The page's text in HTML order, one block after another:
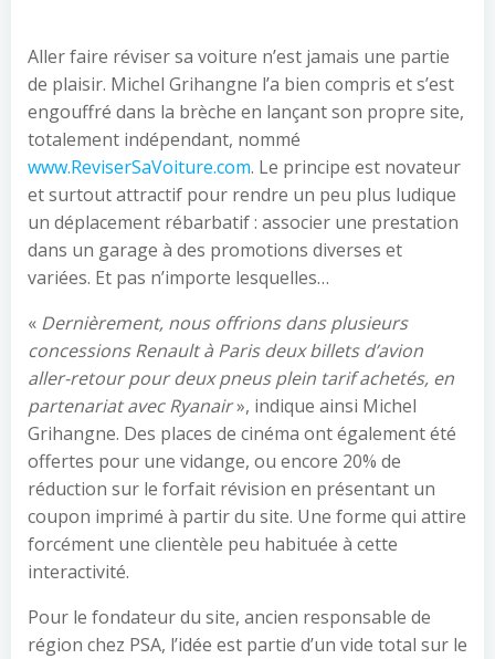
Aller faire réviser sa voiture n’est jamais une partie
de plaisir. Michel Grihangne l’a bien compris et s’est
engouffré dans la brèche en lançant son propre site,
totalement indépendant, nommé
www.ReviserSaVoiture.com. Le principe est novateur
et surtout attractif pour rendre un peu plus ludique
un déplacement rébarbatif : associer une prestation
dans un garage à des promotions diverses et
variées. Et pas n’importe lesquelles…
« Dernièrement, nous offrions dans plusieurs
concessions Renault à Paris deux billets d’avion
aller-retour pour deux pneus plein tarif achetés, en
partenariat avec Ryanair», indique ainsi Michel
Grihangne. Des places de cinéma ont également été
offertes pour une vidange, ou encore 20% de
réduction sur le forfait révision en présentant un
coupon imprimé à partir du site. Une forme qui attire
forcément une clientèle peu habituée à cette
interactivité.
Pour le fondateur du site, ancien responsable de
région chez PSA, l’idée est partie d’un vide total sur le